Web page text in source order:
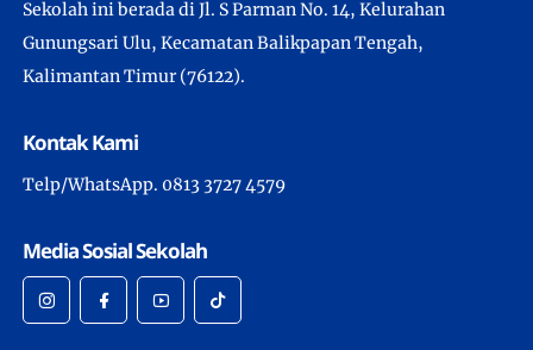
Sekolah ini berada di Jl. S Parman No. 14, Kelurahan
Gunungsari Ulu, Kecamatan Balikpapan Tengah,
Kalimantan Timur (76122).
Kontak Kami
Telp/WhatsApp. 0813 3727 4579
Media Sosial Sekolah